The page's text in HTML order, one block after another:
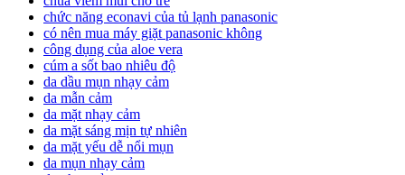
chức năng econavi của tủ lạnh panasonic
có nên mua máy giặt panasonic không
công dụng của aloe vera
cúm a sốt bao nhiêu độ
da dầu mụn nhạy cảm
da mẫn cảm
da mặt nhạy cảm
da mặt sáng mịn tự nhiên
da mặt yếu dễ nổi mụn
da mụn nhạy cảm